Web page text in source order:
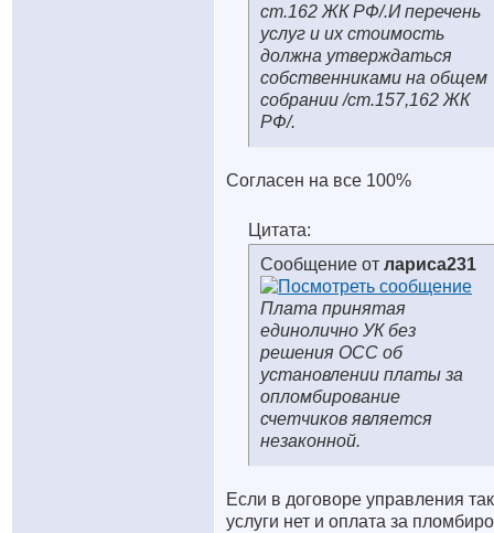
ст.162 ЖК РФ/.И перечень
услуг и их стоимость
должна утверждаться
собственниками на общем
собрании /ст.157,162 ЖК
РФ/.
Согласен на все 100%
Цитата:
Сообщение от лариса231
Плата принятая
единолично УК без
решения ОСС об
установлении платы за
опломбирование
счетчиков является
незаконной.
Если в договоре управления
услуги нет и оплата за